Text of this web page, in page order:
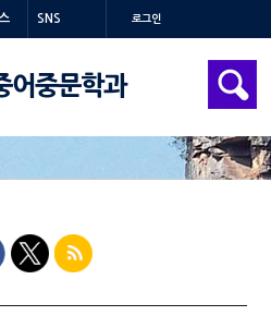
SNS 로그인
어중문학과